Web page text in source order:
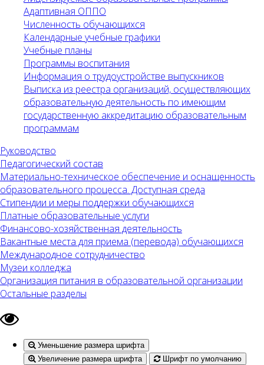
Адаптивная ОППО
Численность обучающихся
Календарные учебные графики
Учебные планы
Программы воспитания
Информация о трудоустройстве выпускников
Выписка из реестра организаций, осуществляющих
образовательную деятельность по имеющим
государственную аккредитацию образовательным
программам
Руководство
Педагогический состав
Материально-техническое обеспечение и оснащенность
образовательного процесса. Доступная среда
Стипендии и меры поддержки обучающихся
Платные образовательные услуги
Финансово-хозяйственная деятельность
Вакантные места для приема (перевода) обучающихся
Международное сотрудничество
Музеи колледжа
Организация питания в образовательной организации
Остальные разделы
Уменьшение размера шрифта
Увеличение размера шрифта
Шрифт по умолчанию